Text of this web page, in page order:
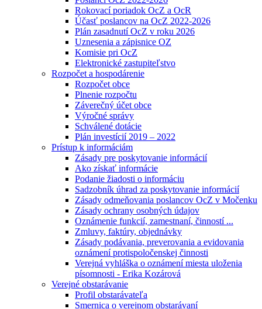
Rokovací poriadok OcZ a OcR
Účasť poslancov na OcZ 2022-2026
Plán zasadnutí OcZ v roku 2026
Uznesenia a zápisnice OZ
Komisie pri OcZ
Elektronické zastupiteľstvo
Rozpočet a hospodárenie
Rozpočet obce
Plnenie rozpočtu
Záverečný účet obce
Výročné správy
Schválené dotácie
Plán investícií 2019 – 2022
Prístup k informáciám
Zásady pre poskytovanie informácií
Ako získať informácie
Podanie žiadosti o informáciu
Sadzobník úhrad za poskytovanie informácií
Zásady odmeňovania poslancov OcZ v Močenku
Zásady ochrany osobných údajov
Oznámenie funkcií, zamestnaní, činností ...
Zmluvy, faktúry, objednávky
Zásady podávania, preverovania a evidovania
oznámení protispoločenskej činnosti
Verejná vyhláška o oznámení miesta uloženia
písomnosti - Erika Kozárová
Verejné obstarávanie
Profil obstarávateľa
Smernica o verejnom obstarávaní